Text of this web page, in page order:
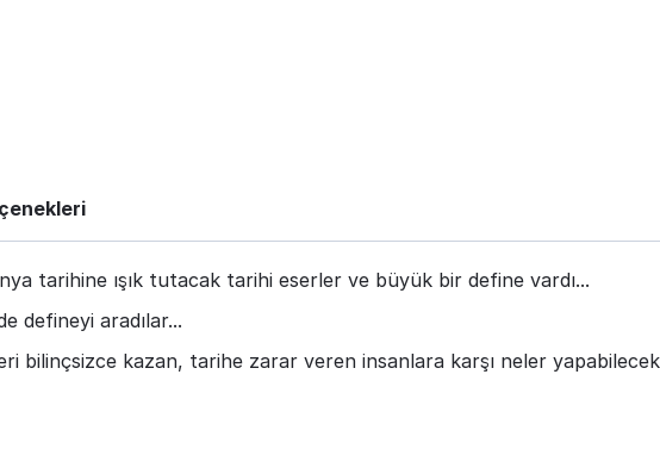
tarihine ışık tutacak tarihi eserler ve büyük bir define vardı...
defineyi aradılar...
bilinçsizce kazan, tarihe zarar veren insanlara karşı neler